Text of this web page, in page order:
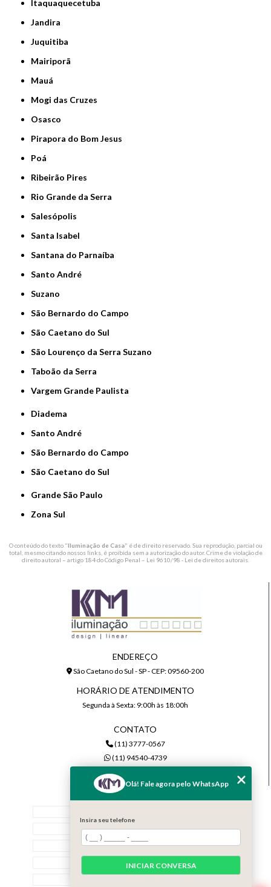
Itaquaquecetuba
Jandira
Juquitiba
Mairiporã
Mauá
Mogi das Cruzes
Osasco
Pirapora do Bom Jesus
Poá
Ribeirão Pires
Rio Grande da Serra
Salesópolis
Santa Isabel
Santana do Parnaíba
Santo André
Suzano
São Bernardo do Campo
São Caetano do Sul
São Lourenço da Serra Suzano
Taboão da Serra
Vargem Grande Paulista
Diadema
Santo André
São Bernardo do Campo
São Caetano do Sul
Grande São Paulo
Zona Sul
O conteúdo do texto "Iluminação de Casa" é de direito reservado. Sua reprodução, parcial ou
total, mesmo citando nossos links, é proibida sem a autorização do autor. Crime de violação de
direito autoral – artigo 184 do Código Penal – Lei 9610/98 - Lei de direitos autorais
ENDEREÇO
São Caetano do Sul - SP - CEP: 09560-200
HORÁRIO DE ATENDIMENTO
Segunda à Sexta: 9:00h às 18:00h
CONTATO
(11) 3777-0567
(11) 94540-4739
Quem Somos
Serviços
Contato
Olá! Fale agora pelo WhatsApp
Insira seu telefone
INICIAR CONVERSA